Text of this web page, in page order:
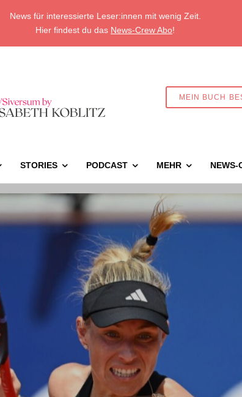
News für interessierte Leser:innen mit wenig Zeit.
Hier findest du das News-Crew Abo!
MEIN BUCH
STORIES PODCAST MEHR NEWS-